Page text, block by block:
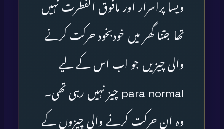
ویسا پراسرار اور مافوق الفطرت نہیں
تھا جتنا گھر میں خودبخود حرکت کرنے
والی چیزیں جو اب اس کے لیے
para normal چیز نہیں رہی تھی۔
وہ ان حرکت کرنے والی چیزوں کے